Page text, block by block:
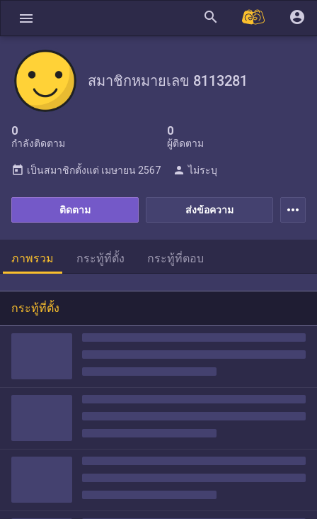
menu search account_circle
สมาชิกหมายเลข 8113281
0
กำลังติดตาม
0
ผู้ติดตาม
ส่งข้อความ
ติดตาม
today เป็นสมาชิกตั้งแต่ เมษายน 2567 person ไม่ระบุ
more_horiz
ภาพรวม กระทู้ที่ตั้ง กระทู้ที่ตอบ
กระทู้ที่ตั้ง